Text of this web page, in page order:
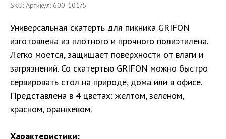
SKU: Артикул: 600-101/5
Универсальная скатерть для пикника GRIFON
изготовлена из плотного и прочного полиэтилена.
Легко моется, защищает поверхности от влаги и
загрязнений. Со скатертью GRIFON можно быстро
сервировать стол на природе, дома или в офисе.
Представлена в 4 цветах: желтом, зеленом,
красном, оранжевом.
Характеристики: